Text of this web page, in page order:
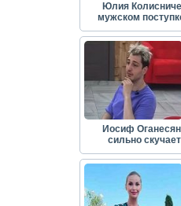
Юлия
мужском
Иосиф
сильно